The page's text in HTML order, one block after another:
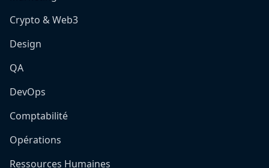
Crypto & Web3
Design
QA
DevOps
Comptabilité
Opérations
Ressources Humaines